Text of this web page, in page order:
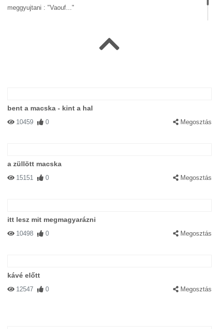
meggyujtani : "Vaouf..."
bent a macska - kint a hal
10459 0 Megosztás
a züllött macska
15151 0 Megosztás
itt lesz mit megmagyarázni
10498 0 Megosztás
kávé előtt
12547 0 Megosztás